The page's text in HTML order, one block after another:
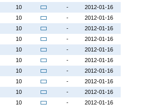
10 -
2012-01-16
10 -
2012-01-16
10 -
2012-01-16
10 -
2012-01-16
10 -
2012-01-16
10 -
2012-01-16
10 -
2012-01-16
10 -
2012-01-16
10 -
2012-01-16
10 -
2012-01-16